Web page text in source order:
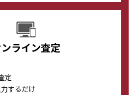
ライン査定
定
するだけ